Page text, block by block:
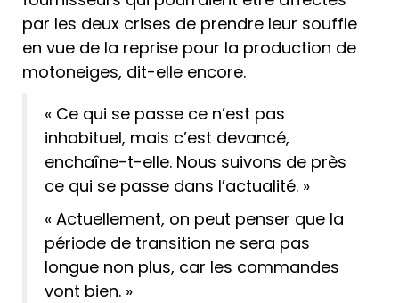
par les deux crises de prendre leur souffle
en vue de la reprise pour la production de
motoneiges, dit-elle encore.
« Ce qui se passe ce n’est pas
inhabituel, mais c’est devancé,
enchaîne-t-elle. Nous suivons de près
ce qui se passe dans l’actualité. »
« Actuellement, on peut penser que la
période de transition ne sera pas
longue non plus, car les commandes
vont bien. »